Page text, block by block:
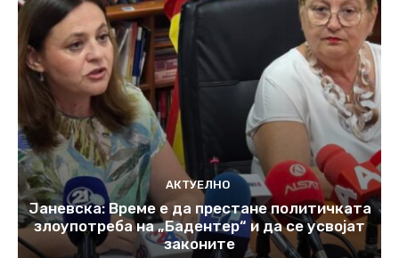
АКТУЕЛНО
Јаневска: Време е да престане политичката
злоупотреба на „Бадентер“ и да се усвојат
законите